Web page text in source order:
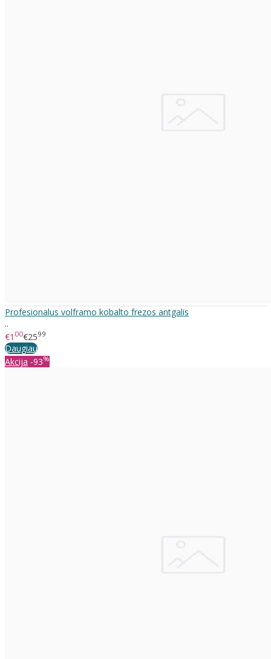
Profesionalus volframo kobalto frezos antgalis
..
€1 00€2599
Daugiau
Akcija -93%